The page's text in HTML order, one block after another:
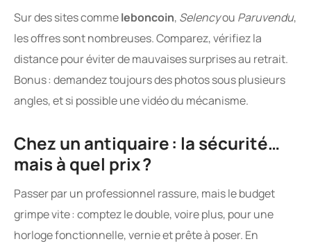
Sur des sites commeleboncoin, Selencyou Paruvendu,
les offres sont nombreuses. Comparez, vérifiez la
distance pour éviter de mauvaises surprises au retrait.
Bonus : demandez toujours des photos sous plusieurs
angles, et si possible une vidéo du mécanisme.
Chez un antiquaire : la sécurité…
mais à quel prix ?
Passer par un professionnel rassure, mais le budget
grimpe vite : comptez le double, voire plus, pour une
horloge fonctionnelle, vernie et prête à poser. En